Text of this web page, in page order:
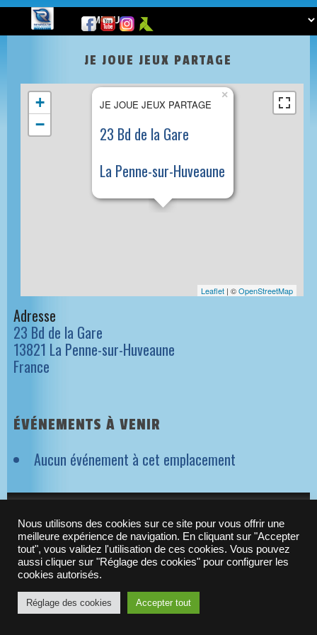
JE JOUE JEUX PARTAGE
JE JOUE JEUX PARTAGE
23 Bd de la Gare
La Penne-sur-Huveaune
×
+
−
Leaflet | ©OpenStreetMap
Adresse
23 Bd de la Gare
13821 La Penne-sur-Huveaune
France
ÉVÉNEMENTS À VENIR
Aucun événement à cet emplacement
© 2010-2021 - Origames | N°Siret : 523 288 637 00029
Nous utilisons des cookies sur ce site pour vous offrir une
meilleure expérience de navigation. En cliquant sur "Accepter
tout", vous validez l'utilisation de ces cookies. Vous pouvez
aussi cliquer sur "Réglage des cookies" pour configurer les
cookies autorisés.
Réglage des cookies Accepter tout